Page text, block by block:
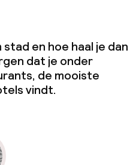
en hoe haal je dan
dat je onder
de mooiste
vindt.